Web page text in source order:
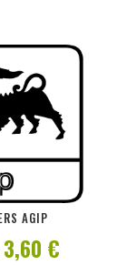
AGIP
3,60 €